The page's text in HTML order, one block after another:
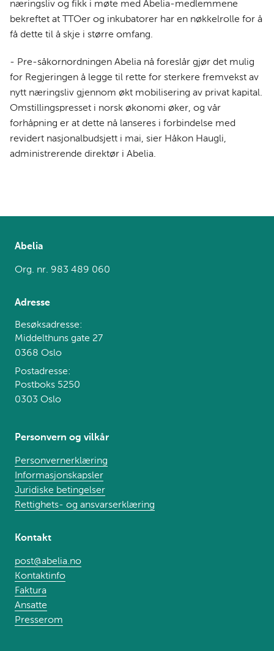
næringsliv og fikk i møte med Abelia-medlemmene
bekreftet at TTOer og inkubatorer har en nøkkelrolle for å
få dette til å skje i større omfang.
- Pre-såkornordningen Abelia nå foreslår gjør det mulig
for Regjeringen å legge til rette for sterkere fremvekst av
nytt næringsliv gjennom økt mobilisering av privat kapital.
Omstillingspresset i norsk økonomi øker, og vår
forhåpning er at dette nå lanseres i forbindelse med
revidert nasjonalbudsjett i mai, sier Håkon Haugli,
administrerende direktør i Abelia.
Abelia
Org. nr. 983 489 060
Adresse
Besøksadresse:
Middelthuns gate 27
0368 Oslo
Postadresse:
Postboks 5250
0303 Oslo
Personvern og vilkår
Personvernerklæring
Informasjonskapsler
Juridiske betingelser
Rettighets- og ansvarserklæring
Kontakt
post@abelia.no
Kontaktinfo
Faktura
Ansatte
Presserom